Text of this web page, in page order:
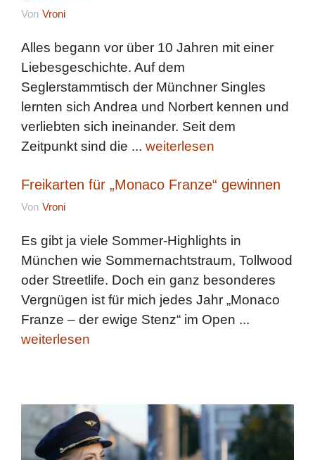
Von Vroni
Alles begann vor über 10 Jahren mit einer
Liebesgeschichte. Auf dem
Seglerstammtisch der Münchner Singles
lernten sich Andrea und Norbert kennen und
verliebten sich ineinander. Seit dem
Zeitpunkt sind die ... weiterlesen
Freikarten für „Monaco Franze“ gewinnen
Von Vroni
Es gibt ja viele Sommer-Highlights in
München wie Sommernachtstraum, Tollwood
oder Streetlife. Doch ein ganz besonderes
Vergnügen ist für mich jedes Jahr „Monaco
Franze – der ewige Stenz“ im Open ...
weiterlesen